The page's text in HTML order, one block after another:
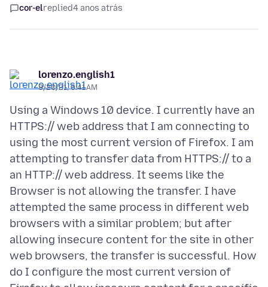
cor-elreplied4 anos atrás
lorenzo.english1
8/20/21, 6:41 AM
Using a Windows 10 device. I currently have an
HTTPS:// web address that I am connecting to
using the most current version of Firefox. I am
attempting to transfer data from HTTPS:// to a
an HTTP:// web address. It seems like the
Browser is not allowing the transfer. I have
attempted the same process in different web
browsers with a similar problem; but after
allowing insecure content for the site in other
web browsers, the transfer is successful. How
do I configure the most current version of